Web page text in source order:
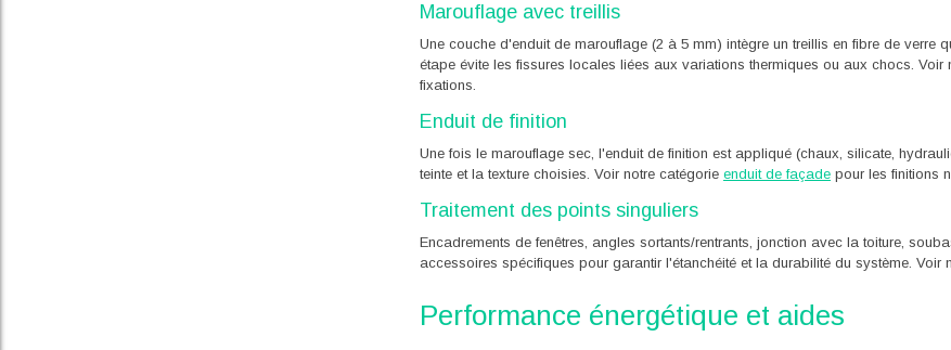
Marouflage avec treillis
Une couche d'enduit de marouflage (2 à 5 mm) intègre un treillis en fibre de verre
étape évite les fissures locales liées aux variations thermiques ou aux chocs. Voir
fixations.
Enduit de finition
Une fois le marouflage sec, l'enduit de finition est appliqué (chaux, silicate,
teinte et la texture choisies. Voir notre catégorie enduit de façade pour les finitions
Traitement des points singuliers
Encadrements de fenêtres, angles sortants/rentrants, jonction avec la toiture,
accessoires spécifiques pour garantir l'étanchéité et la durabilité du système. Voir
Performance énergétique et aides